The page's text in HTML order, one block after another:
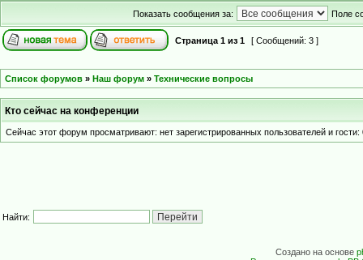
Показать сообщения за: Поле
Страница 1 из 1 [ Сообщений: 3 ]
Список форумов » Наш форум » Технические вопросы
Кто сейчас на конференции
Сейчас этот форум просматривают: нет зарегистрированных пользователей и гости:
Найти:
Создано на основе